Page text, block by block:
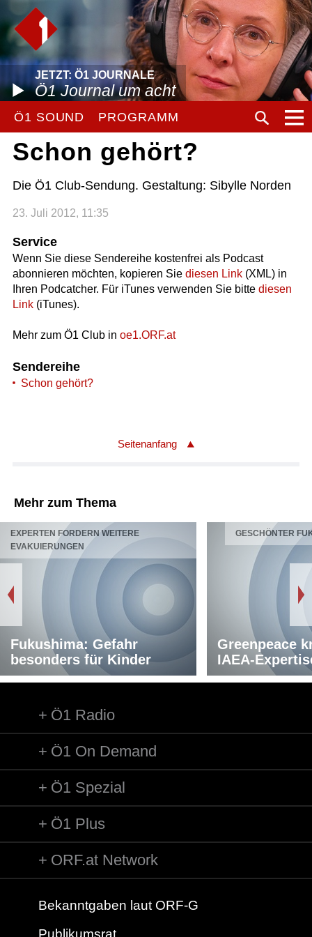
JETZT: Ö1 JOURNALE
Ö1 Journal um acht
Ö1 SOUND PROGRAMM
Schon gehört?
Die Ö1 Club-Sendung. Gestaltung: Sibylle Norden
23. Juli 2012, 11:35
Service
Wenn Sie diese Sendereihe kostenfrei als Podcast
abonnieren möchten, kopieren Sie diesen Link(XML) in
Ihren Podcatcher. Für iTunes verwenden Sie bitte diesen
Link(iTunes).
Mehr zum Ö1 Club in oe1.ORF.at
Sendereihe
Schon gehört?
Seitenanfang
Mehr zum Thema
EXPERTEN FORDERN WEITERE
EVAKUIERUNGEN
Fukushima: Gefahr
besonders für Kinder
GESCHÖNTER
Greenpeace
IAEA-
Ö1 Radio
Ö1 On Demand
Ö1 Spezial
Ö1 Plus
ORF.at Network
Bekanntgaben laut ORF-G
Publikumsrat